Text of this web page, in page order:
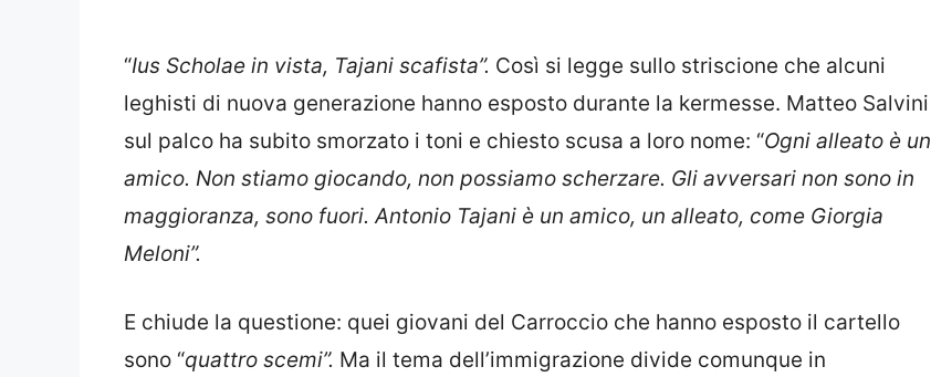
“Ius Scholae in vista, Tajani scafista”. Così si legge sullo striscione che alcuni
leghisti di nuova generazione hanno esposto durante la kermesse. Matteo Salvini
sul palco ha subito smorzato i toni e chiesto scusa a loro nome: “Ogni alleato è un
amico. Non stiamo giocando, non possiamo scherzare. Gli avversari non sono in
maggioranza, sono fuori. Antonio Tajani è un amico, un alleato, come Giorgia
Meloni”.
E chiude la questione: quei giovani del Carroccio che hanno esposto il cartello
sono “quattro scemi”. Ma il tema dell’immigrazione divide comunque in